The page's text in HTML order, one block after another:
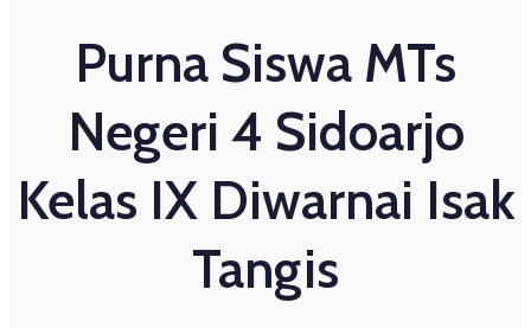
Purna Siswa MTs
Negeri 4 Sidoarjo
Kelas IX Diwarnai Isak
Tangis